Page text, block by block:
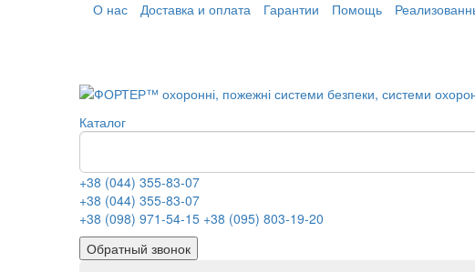
О нас Доставка и оплата Гарантии Помощь
Каталог
+38 (044) 355-83-07
+38 (044) 355-83-07
+38 (098) 971-54-15 +38 (095) 803-19-20
Обратный звонок